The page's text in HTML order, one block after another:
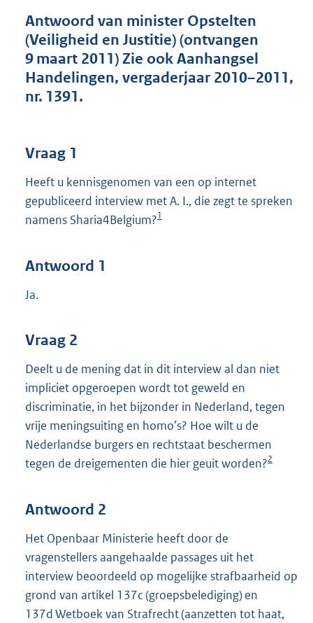
t
e
:
4
7
K
Antwoord van minister Opstelten
(Veiligheid en Justitie) (ontvangen
9 maart 2011) Zie ook Aanhangsel
Handelingen, vergaderjaar 2010–2011,
nr. 1391.
Vraag 1
Heeft u kennisgenomen van een op internet
gepubliceerd interview met A. I., die zegt te spreken
namens Sharia4Belgium?1
Antwoord 1
Ja.
Vraag 2
Deelt u de mening dat in dit interview al dan niet
impliciet opgeroepen wordt tot geweld en
discriminatie, in het bijzonder in Nederland, tegen
vrije meningsuiting en homo’s? Hoe wilt u de
Nederlandse burgers en rechtstaat beschermen
tegen de dreigementen die hier geuit worden?2
Antwoord 2
Het Openbaar Ministerie heeft door de
vragenstellers aangehaalde passages uit het
interview beoordeeld op mogelijke strafbaarheid op
grond van artikel 137c (groepsbelediging) en
137d Wetboek van Strafrecht (aanzetten tot haat,